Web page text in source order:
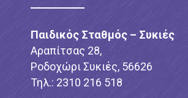
Παιδικός Σταθμός – Συκιές
Αραπίτσας 28,
Ροδοχώρι Συκιές, 56626
Τηλ.: 2310 216 518